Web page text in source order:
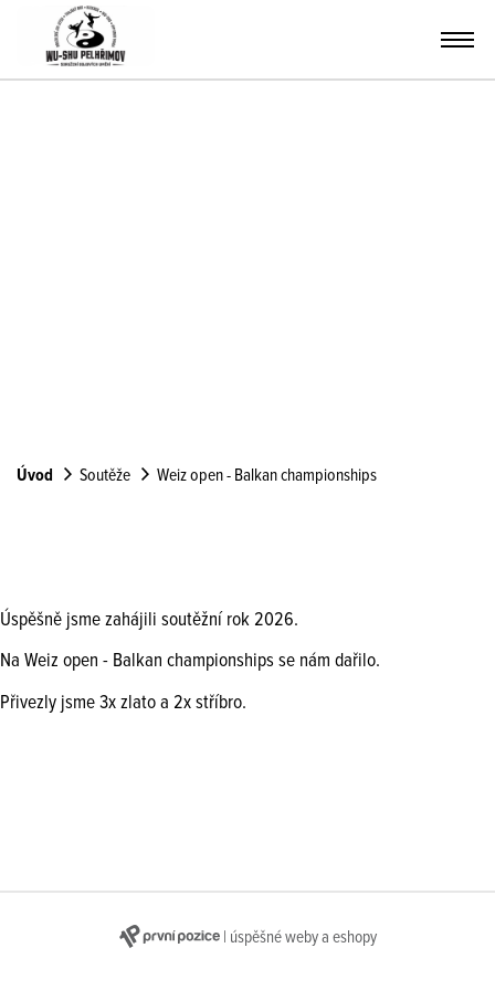
Úvod Soutěže Weiz open - Balkan championships
Úspěšně jsme zahájili soutěžní rok 2026.
Na Weiz open - Balkan championships se nám dařilo.
Přivezly jsme 3x zlato a 2x stříbro.
| úspěšné weby a eshopy